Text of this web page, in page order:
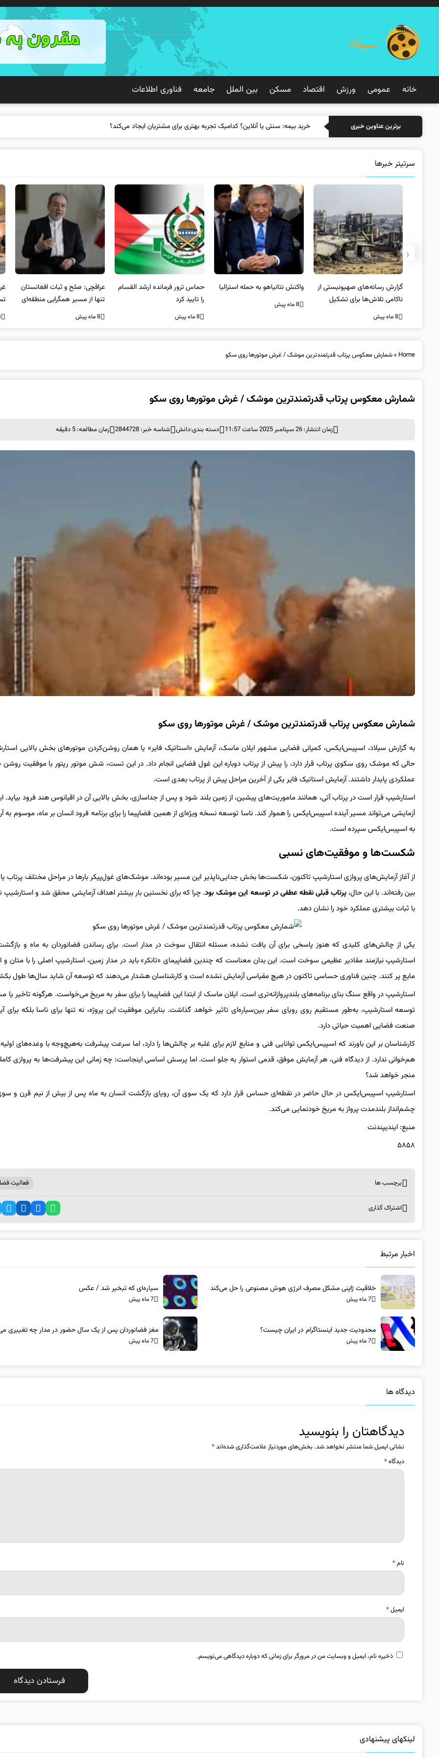
خانه عمومی ورزش اقتصاد مسکن بین الملل جامعه فناوری اطلاعات
برترین عناوین خبری خرید
سرتیتر خبرها
واکنش نتانیاهو به حمله استرالیا
حماس ترور فرمانده ارشد القسام
را تایید کرد
عراقچی: صلح و ثبات افغانستان
تنها از مسیر همگرایی منطقه‌ای
محقق می‌شود
8 ماه پیش
غریب آبادی: مردم ایران هرگز
تسلیم تهدیدات و تجاوزات
نخواهند شد و متحد و منسجم
8 ماه پیش 8
‹
Home
»شمارش معکوس پرتاب قدرتمندترین موشک / غرش موتورها روی سکو
شمارش معکوس پرتاب قدرتمندترین موشک / غرش موتورها روی سکو
زمان انتشار: 26 سپتامبر 2025 ساعت 11:57 دسته بندی:دانش شناسه خبر: 2844728 زمان مطالعه: 5 دقیقه
شمارش معکوس پرتاب قدرتمندترین موشک / غرش موتورها روی سکو
به گزارش سیلاد، اسپیس‌ایکس، کمپانی فضایی مشهور ایلان ماسک، آزمایش «استاتیک فایر» یا همان روشن‌کردن موتورهای بخش بالایی
حالی که موشک روی سکوی پرتاب قرار دارد، را پیش از پرتاب دوباره این غول فضایی انجام داد. در این تست، شش موتور رپتور با موفقیت
عملکردی پایدار داشتند. آزمایش استاتیک فایر یکی از آخرین مراحل پیش از پرتاب بعدی است.
استارشیپ قرار است در پرتاب آتی، همانند ماموریت‌های پیشین، از زمین بلند شود و پس از جداسازی، بخش بالایی آن در اقیانوس هند فرود بیاید.
آزمایشی می‌تواند مسیر آینده اسپیس‌ایکس را هموار کند. ناسا توسعه نسخه ویژه‌ای از همین فضاپیما را برای برنامه فرود انسان بر ماه، موسوم به
به اسپیس‌ایکس سپرده است.
شکست‌ها و موفقیت‌های نسبی
از آغاز آزمایش‌های پروازی استارشیپ تاکنون، شکست‌ها بخش جدایی‌ناپذیر این مسیر بوده‌اند. موشک‌های غول‌پیکر بارها در مراحل مختلف پرتاب یا
بین رفته‌اند. با این حال،پرتاب قبلی نقطه عطفی در توسعه این موشک بود. چرا که برای نخستین بار بیشتر اهداف آزمایشی محقق شد و استارشیپ
با ثبات بیشتری عملکرد خود را نشان دهد.
یکی از چالش‌های کلیدی که هنوز پاسخی برای آن یافت نشده، مسئله انتقال سوخت در مدار است. برای رساندن فضانوردان به ماه و
استارشیپ نیازمند مقادیر عظیمی سوخت است. این بدان معناست که چندین فضاپیمای «تانکر» باید در مدار زمین، استارشیپ اصلی را با متان و
مایع پر کنند. چنین فناوری حساسی تاکنون در هیچ مقیاسی آزمایش نشده است و کارشناسان هشدار می‌دهند که توسعه آن شاید سال‌ها طول
استارشیپ در واقع سنگ بنای برنامه‌های بلندپروازانه‌تری است. ایلان ماسک از ابتدا این فضاپیما را برای سفر به مریخ می‌خواست. هرگونه تاخیر یا
توسعه استارشیپ، به‌طور مستقیم روی رویای سفر بین‌سیاره‌ای تاثیر خواهد گذاشت. بنابراین موفقیت این پروژه، نه تنها برای ناسا بلکه برای
صنعت فضایی اهمیت حیاتی دارد.
کارشناسان بر این باورند که اسپیس‌ایکس توانایی فنی و منابع لازم برای غلبه بر چالش‌ها را دارد، اما سرعت پیشرفت به‌هیچ‌وجه با وعده‌های
هم‌خوانی ندارد. از دیدگاه فنی، هر آزمایش موفق، قدمی استوار به جلو است. اما پرسش اساسی اینجاست: چه زمانی این پیشرفت‌ها به پروازی
منجر خواهد شد؟
استارشیپ اسپیس‌ایکس در حال حاضر در نقطه‌ای حساس قرار دارد که یک سوی آن، رویای بازگشت انسان به ماه پس از بیش از نیم قرن و
چشم‌انداز بلندمدت پرواز به مریخ خودنمایی می‌کند.
منبع: ایندیپندنت
۵۸۵۸
برچسب ها فعالیت
اشتراک گذاری
اخبار مرتبط
خلاقیت ژاپنی مشکل مصرف انرژی هوش مصنوعی را حل می‌کند
7 ماه پیش
سیاره‌ای که تبخیر شد / عکس
7 ماه پیش
محدودیت جدید اینستاگرام در ایران چیست؟
7 ماه پیش
مغز فضانوردان پس از یک سال حضور در مدار چه تغییری
7 ماه پیش
دیدگاه ها
دیدگاهتان را بنویسید
نشانی ایمیل شما منتشر نخواهد شد. بخش‌های موردنیاز علامت‌گذاری شده‌اند*
دیدگاه*
نام*
ایمیل*
ذخیره نام، ایمیل و وبسایت من در مرورگر برای زمانی که دوباره دیدگاهی می‌نویسم.
لینکهای پیشنهادی